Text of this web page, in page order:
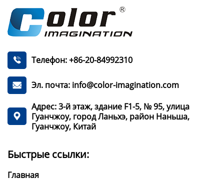
 Телефон: +86-20-84992310
 Эл. почта: info@color-imagination.com

Адрес: 3-й этаж, здание F1-5, № 95, улица
Гуанчжоу, город Ланьхэ, район Наньша,
Гуанчжоу, Китай
Быстрые ссылки:
Главная